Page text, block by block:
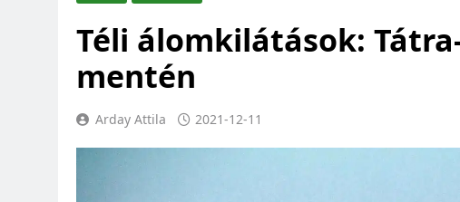
Téli álomkilátások:
mentén
Arday Attila 2021-12-11